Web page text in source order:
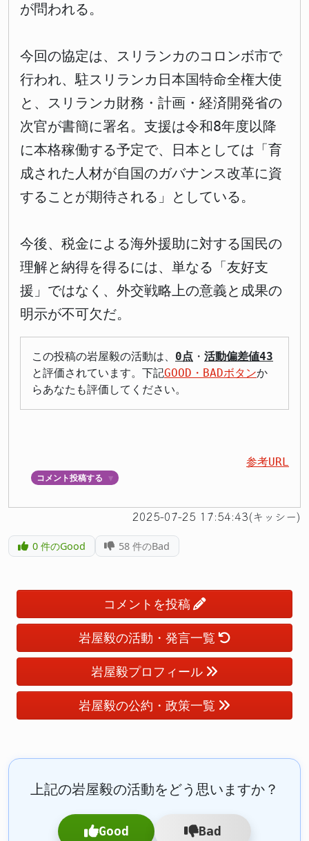
が問われる。
今回の協定は、スリランカのコロンボ市で
行われ、駐スリランカ日本国特命全権大使
と、スリランカ財務・計画・経済開発省の
次官が書簡に署名。支援は令和8年度以降
に本格稼働する予定で、日本としては「育
成された人材が自国のガバナンス改革に資
することが期待される」としている。
今後、税金による海外援助に対する国民の
理解と納得を得るには、単なる「友好支
援」ではなく、外交戦略上の意義と成果の
明示が不可欠だ。
この投稿の岩屋毅の活動は、 0点 ・ 活動偏差値43
と評価されています。下記GOOD・BADボタンか
らあなたも評価してください。
参考URL
コメント投稿する ▼
2025-07-25 17:54:43(キッシー)
0件のGood 58 件のBad
コメントを投稿
岩屋毅の活動・発言一覧
岩屋毅プロフィール
岩屋毅の公約・政策一覧
上記の岩屋毅の活動をどう思いますか？
Good Bad